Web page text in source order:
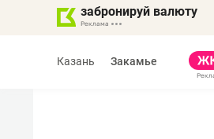
забронируй валюту
Казань Закамье